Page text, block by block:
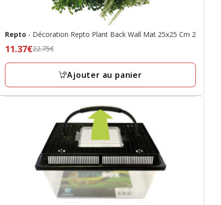
Repto - Décoration Repto Plant Back Wall Mat 25x25 Cm 2
Prix
précédent
prix
final
11.37€22.75€
Ajouter au panier